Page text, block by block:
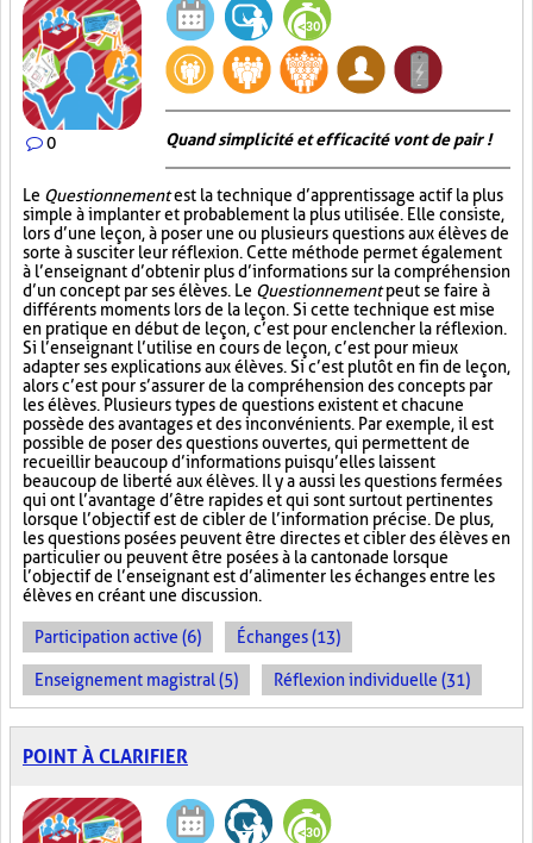
0 Quand simplicité et efficacité vont de pair !
Le Questionnementest la technique d’apprentissage actif la plus
simple à implanter et probablement la plus utilisée. Elle consiste,
lors d’une leçon, à poser une ou plusieurs questions aux élèves de
sorte à susciter leur réflexion. Cette méthode permet également
à l’enseignant d’obtenir plus d’informations sur la compréhension
d’un concept par ses élèves. Le Questionnementpeut se faire à
différents moments lors de la leçon. Si cette technique est mise
en pratique en début de leçon, c’est pour enclencher la réflexion.
Si l’enseignant l’utilise en cours de leçon, c’est pour mieux
adapter ses explications aux élèves. Si c’est plutôt en fin de leçon,
alors c’est pour s’assurer de la compréhension des concepts par
les élèves. Plusieurs types de questions existent et chacune
possède des avantages et des inconvénients. Par exemple, il est
possible de poser des questions ouvertes, qui permettent de
recueillir beaucoup d’informations puisqu’elles laissent
beaucoup de liberté aux élèves. Il y a aussi les questions fermées
qui ont l’avantage d’être rapides et qui sont surtout pertinentes
lorsque l’objectif est de cibler de l’information précise. De plus,
les questions posées peuvent être directes et cibler des élèves en
particulier ou peuvent être posées à la cantonade lorsque
l’objectif de l’enseignant est d’alimenter les échanges entre les
élèves en créant une discussion.
Participation active (6) Échanges (13)
Enseignement magistral (5) Réflexion individuelle (31)
POINT À CLARIFIER